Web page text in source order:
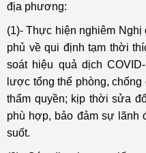
địa phương:
(1)- Thực hiện nghiêm Nghị
phủ về qui định tạm thời
soát hiệu quả dịch
lược tổng thể phòng,
thẩm quyền; kịp thời sửa
phù hợp, bảo đảm sự lãnh
suốt.